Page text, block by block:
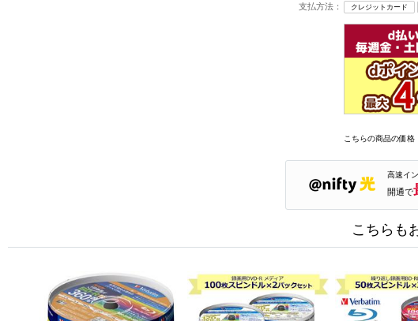
支払方法： クレジットカード
こちらの商品の価格
高速イ
開通で
こちらも